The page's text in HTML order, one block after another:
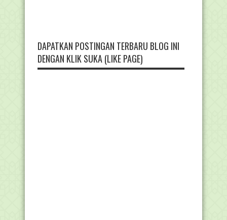
DAPATKAN POSTINGAN TERBARU BLOG INI
DENGAN KLIK SUKA (LIKE PAGE)